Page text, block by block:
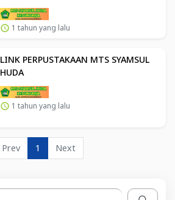
1 tahun yang lalu
LINK PERPUSTAKAAN MTS SYAMSUL
HUDA
1 tahun yang lalu
Prev 1 Next